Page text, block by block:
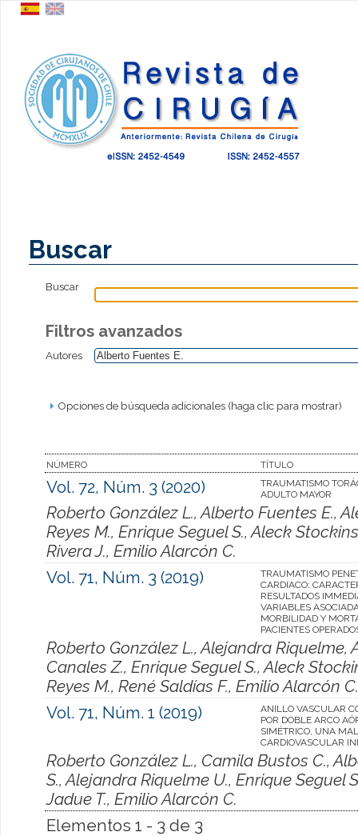
Buscar
Buscar
Filtros avanzados
Autores
Opciones de búsqueda adicionales (haga clic para mostrar)
NÚMERO TÍTULO
Vol. 72, Núm. 3 (2020)
TRAUMATISMO
ADULTO MAYOR
Roberto González L., Alberto Fuentes E.,
Reyes M., Enrique Seguel S., Aleck
Rivera J., Emilio Alarcón C.
Vol. 71, Núm. 3 (2019)
TRAUMATISMO
CARDIACO:
RESULTADOS
VARIABLES
MORBILIDAD Y
PACIENTES
Roberto González L., Alejandra Riquelme,
Canales Z., Enrique Seguel S., Aleck
Reyes M., René Saldías F., Emilio Alarcón C.
Vol. 71, Núm. 1 (2019)
ANILLO VASCULAR
POR DOBLE ARCO
SIMÉTRICO, UNA
CARDIOVASCULAR
Roberto González L., Camila Bustos C.,
S., Alejandra Riquelme U., Enrique Seguel
Jadue T., Emilio Alarcón C.
Elementos 1 - 3 de 3